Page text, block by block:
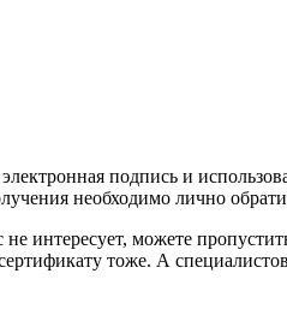
подпись и
необходимо лично
интересует, можете
тоже. А